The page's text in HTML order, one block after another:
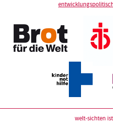
welt-sichten